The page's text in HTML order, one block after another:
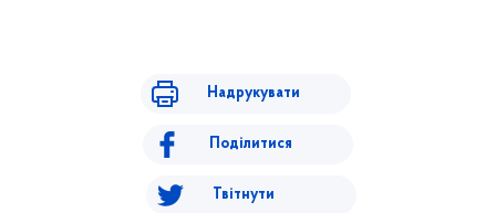
Надрукувати
Поділитися
Твітнути